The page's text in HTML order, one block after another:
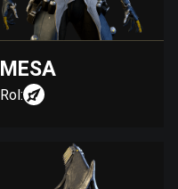
MESA
Rol: